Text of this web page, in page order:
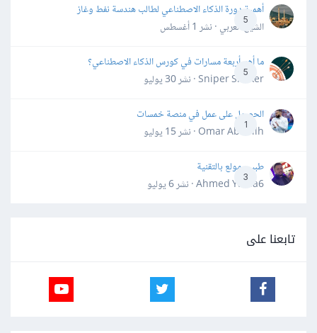
5
أهمية دورة الذكاء الاصطناعي لطالب هندسة نفط وغاز
الشيخ العربي · نشر 1 أغسطس
5
ما أهم أربعة مسارات في كورس الذكاء الاصطناعي؟
Sniper Shaker · نشر
30 يوليو
1
الحصول على عمل في منصة خمسات
Omar Abdallh · نشر
15 يوليو
3
طبيب مولع بالتقنية
Ahmed Yahia6 · نشر
6 يوليو
تابعنا على